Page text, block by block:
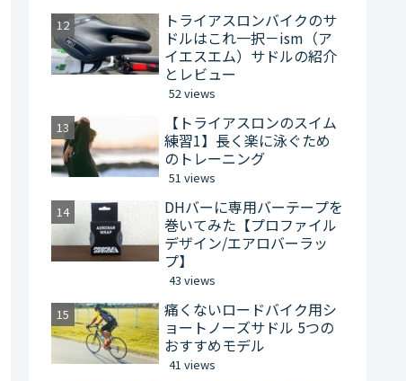
トライアスロンバイクのサ
ドルはこれ一択－ism（ア
イエスエム）サドルの紹介
とレビュー
52 views
【トライアスロンのスイム
練習1】長く楽に泳ぐため
のトレーニング
51 views
DHバーに専用バーテープを
巻いてみた【プロファイル
デザイン/エアロバーラッ
プ】
43 views
痛くないロードバイク用シ
ョートノーズサドル 5つの
おすすめモデル
41 views